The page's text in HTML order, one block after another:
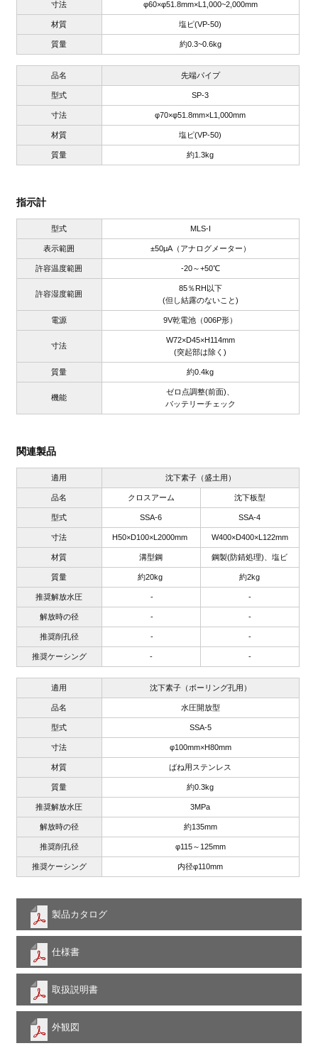
寸法 φ60×φ51.8mm×L1,000~2,000mm
材質 塩ピ(VP-50)
質量 約0.3~0.6kg
品名 先端パイプ
型式 SP-3
寸法 φ70×φ51.8mm×L1,000mm
材質 塩ピ(VP-50)
質量 約1.3kg
指示計
型式 MLS-I
表示範囲 ±50μA（アナログメーター）
許容温度範囲 -20～+50℃
許容湿度範囲
85％RH以下
(但し結露のないこと)
電源 9V乾電池（006P形）
寸法
W72×D45×H114mm
(突起部は除く)
質量 約0.4kg
機能
ゼロ点調整(前面)、
バッテリーチェック
関連製品
適用 沈下素子（盛土用）
品名 クロスアーム 沈下板型
型式 SSA-6 SSA-4
寸法 H50×D100×L2000mm W400×D400×L122mm
材質 溝型鋼 鋼製(防錆処理)、塩ビ
質量 約20kg 約2kg
推奨解放水圧 - -
解放時の径 - -
推奨削孔径 - -
推奨ケーシング - -
適用 沈下素子（ボーリング孔用）
品名 水圧開放型
型式 SSA-5
寸法 φ100mm×H80mm
材質 ばね用ステンレス
質量 約0.3kg
推奨解放水圧 3MPa
解放時の径 約135mm
推奨削孔径 φ115～125mm
推奨ケーシング 内径φ110mm
製品カタログ
仕様書
取扱説明書
外観図